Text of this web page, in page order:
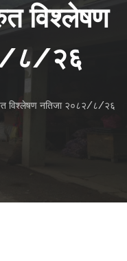
विश्लेषण
८/२६
विश्लेषण नतिजा २०८२/८/२६